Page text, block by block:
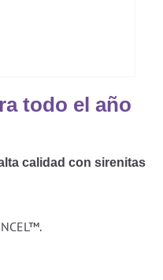
Verano
Y MANTITA DE
todo el año
calidad con sirenitas